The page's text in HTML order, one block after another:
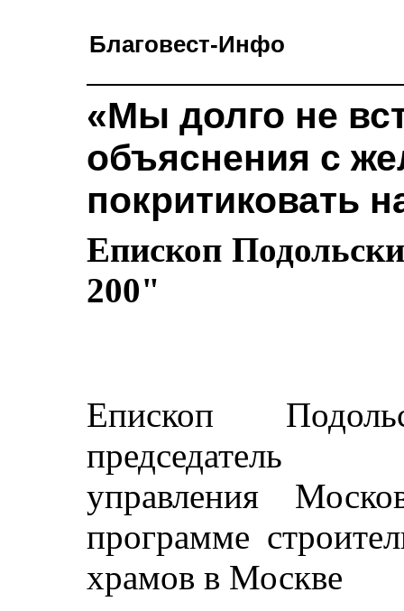
Благовест-Инфо
«Мы долго не
объяснения с
покритиковать
Епископ
200"
Епископ
председатель
управления
программе
храмов в Москве